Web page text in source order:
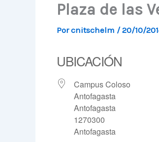
Plaza de las
Porcnitschelm /20/10/
UBICACIÓN
Campus Coloso
Antofagasta
Antofagasta
1270300
Antofagasta